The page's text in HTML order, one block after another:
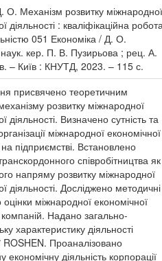
О. Механізм розвитку міжнародної
діяльності : кваліфікаційна
051 Економіка / Д. О.
кер. П. В. Пузирьова ; рец. А.
– Київ : КНУТД, 2023. – 115 с.
присвячено теоретичним
розвитку міжнародної
діяльності. Визначено сутність та
міжнародної економічної
на підприємстві. Встановлено
співробітництва як
напряму розвитку міжнародної
діяльності. Досліджено методичні
оцінки міжнародної економічної
компаній. Надано загально-
характеристику діяльності
ROSHEN. Проаналізовано
економічну діяльність корпорації